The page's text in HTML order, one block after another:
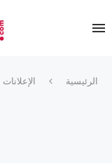
الرئيسية الإعلانات